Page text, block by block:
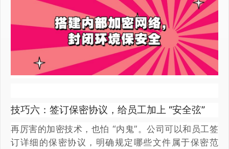
技巧六：签订保密协议，给员工加上 “安全弦”
再厉害的加密技术，也怕 “内鬼”。公司可以和员工签
订详细的保密协议，明确规定哪些文件属于保密范